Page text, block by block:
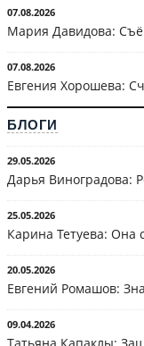
07.08.2026
Мария Давидова:
07.08.2026
Евгения Хорошева:
БЛОГИ
29.05.2026
Дарья Виноградова:
25.05.2026
Карина Тетуева: Она
20.05.2026
Евгений Ромашов:
09.04.2026
Татьяна Капаклы: